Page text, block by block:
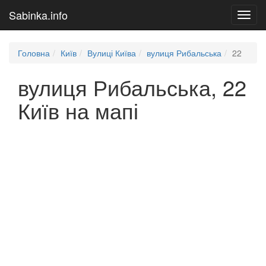
Sabinka.info
Головна Київ Вулиці Київа вулиця Рибальська 22
вулиця Рибальська, 22
Київ на мапі